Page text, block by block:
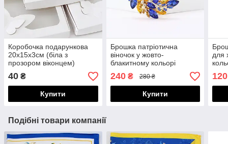
Коробочка подарункова
20х15х3см (біла з
прозором віконцем)
100005
40 ₴
Купити
Брошка патріотична
віночок у жовто-
блакитному кольорі
100027
240₴ 280 ₴
Купити
для
120
Подібні товари компанії